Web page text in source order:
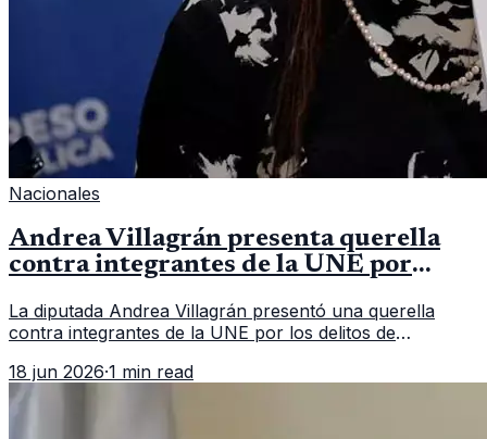
Nacionales
Andrea Villagrán presenta querella
contra integrantes de la UNE por
La diputada Andrea Villagrán presentó una querella
contra integrantes de la UNE por los delitos de
18 jun 2026·1 min read